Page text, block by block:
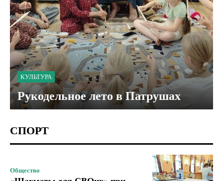
КУЛЬТУРА
Рукодельное лето в Патрушах
СПОРТ
Общество